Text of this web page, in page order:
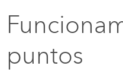
puntos